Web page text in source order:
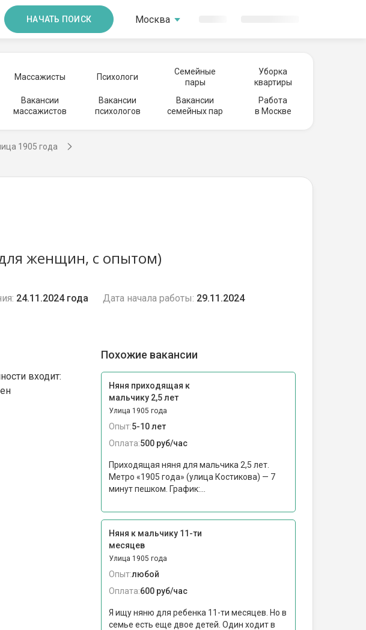
НАЧАТЬ ПОИСК Москва
Массажисты Психологи
Семейные
пары
Уборка
квартиры
Вакансии
массажистов
Вакансии
психологов
Вакансии
семейных пар
Работа
в Москве
1905 года
женщин, с опытом)
24.11.2024 года Дата начала работы: 29.11.2024
входит:
Похожие вакансии
Няня приходящая к
мальчику 2,5 лет
Улица 1905 года
Опыт:5-10 лет
Оплата:500 руб/час
Приходящая няня для мальчика 2,5 лет.
Метро «1905 года» (улица Костикова) — 7
минут пешком. График:...
Няня к мальчику 11-ти
месяцев
Улица 1905 года
Опыт:любой
Оплата:600 руб/час
Я ищу няню для ребенка 11-ти месяцев. Но в
семье есть еще двое детей. Один ходит в